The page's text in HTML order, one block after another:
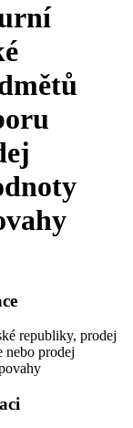
republiky, prodej
nebo prodej